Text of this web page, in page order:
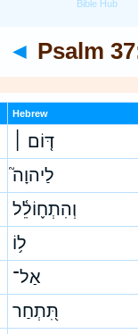
◄ Psalm
Hebrew
דּ֤וֹם ׀
לַיהוָה֮
וְהִתְח֪וֹלֵ֫ל
ל֥וֹ
אַל־
תִּ֭תְחַר